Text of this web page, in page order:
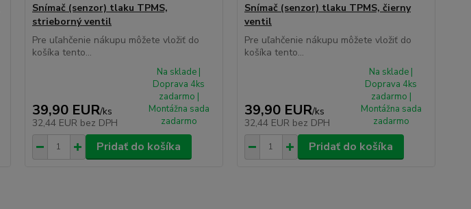
Snímač (senzor) tlaku TPMS,
strieborný ventil
Pre uľahčenie nákupu môžete vložiť do
košíka tento...
39,90 EUR/ks
32,44 EUR bez DPH
Na sklade |
Doprava 4ks
zadarmo |
Montážna sada
zadarmo
Pridať do košíka
Snímač (senzor) tlaku TPMS, čierny
ventil
Pre uľahčenie nákupu môžete vložiť do
košíka tento...
39,90 EUR/ks
32,44 EUR bez DPH
Na sklade |
Doprava 4ks
zadarmo |
Montážna sada
zadarmo
Pridať do košíka